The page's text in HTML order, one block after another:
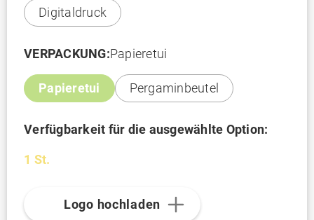
Digitaldruck
VERPACKUNG:Papieretui
Papieretui Pergaminbeutel
Verfügbarkeit für die ausgewählte Option:
1 St.
Logo hochladen